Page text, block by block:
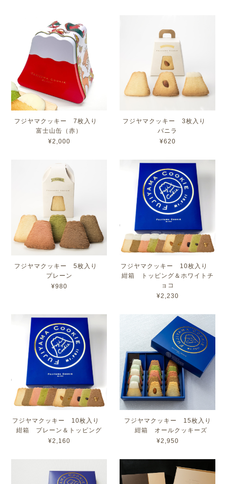
フジヤマクッキー 7枚入り
富士山缶（赤）
¥2,000
フジヤマクッキー 3枚入り
バニラ
¥620
フジヤマクッキー 5枚入り
プレーン
¥980
フジヤマクッキー 10枚入り
紺箱 トッピング＆ホワイトチ
ョコ
¥2,230
フジヤマクッキー 10枚入り
紺箱 プレーン＆トッピング
¥2,160
フジヤマクッキー 15枚入り
紺箱 オールクッキーズ
¥2,950